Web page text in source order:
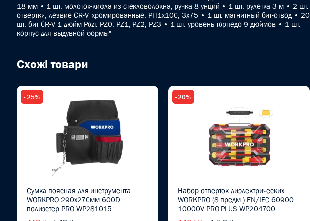
18 мм • 1 шт. молоток-кифла из стекловолокна, ручка 8 унций • 1 шт. рулетка 3 м • 2 шт.
отвертки, лезвие CR-V, хромированные: PH1x100, 3x75 • 1 шт. магнитный бит-отвод • 20
шт. бит CR-V 1 дюйм Pozi: PZ0, PZ1, PZ2, PZ3 • 1 шт. уровень торпедо 9 дюймов • 1 шт.
корпус для выдувной формы"
Схожі товари
- 25%
Сумка поясная для инструмента
WORKPRO 290x270мм 600D
полиэстер PRO WP281015
- 20%
Набор отверток диэлектрических
WORKPRO (8 предм.) EN/IEC 60900
10000V PRO PLUS WP204700